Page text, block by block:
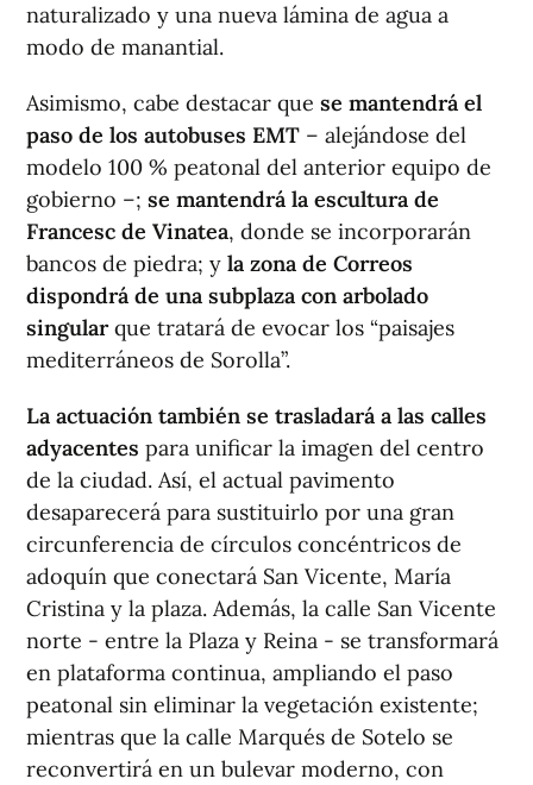
naturalizado y una nueva lámina de agua a
modo de manantial.
Asimismo, cabe destacar que se mantendrá el
paso de los autobuses EMT – alejándose del
modelo 100 % peatonal del anterior equipo de
gobierno –; se mantendrá la escultura de
Francesc de Vinatea, donde se incorporarán
bancos de piedra; y la zona de Correos
dispondrá de una subplaza con arbolado
singularque tratará de evocar los “paisajes
mediterráneos de Sorolla”.
La actuación también se trasladará a las calles
adyacentes para unificar la imagen del centro
de la ciudad. Así, el actual pavimento
desaparecerá para sustituirlo por una gran
circunferencia de círculos concéntricos de
adoquín que conectará San Vicente, María
Cristina y la plaza. Además, la calle San Vicente
norte - entre la Plaza y Reina - se transformará
en plataforma continua, ampliando el paso
peatonal sin eliminar la vegetación existente;
mientras que la calle Marqués de Sotelo se
reconvertirá en un bulevar moderno, con